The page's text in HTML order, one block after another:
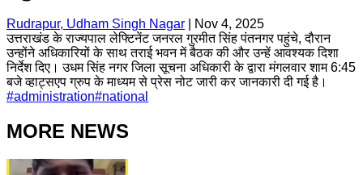
Rudrapur, Udham Singh Nagar
Nov 4, 2025
उत्तराखंड के राज्यपाल लेफ्टिनेंट जनरल गुरमीत सिंह पंतनगर पहुंचे, दौरान
उन्होंने अधिकारियों के साथ तराई भवन में बैठक की और उन्हें आवश्यक दिशा
निर्देश दिए। उधम सिंह नगर जिला सूचना अधिकारी के द्वारा मंगलवार शाम 6:45
बजे व्हाट्सएप ग्रुप के माध्यम से प्रेस नोट जारी कर जानकारी दी गई है।
#administration#national
MORE NEWS